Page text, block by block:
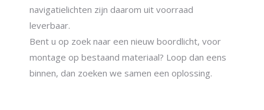
navigatielichten zijn daarom uit voorraad
leverbaar.
Bent u op zoek naar een nieuw boordlicht, voor
montage op bestaand materiaal? Loop dan eens
binnen, dan zoeken we samen een oplossing.